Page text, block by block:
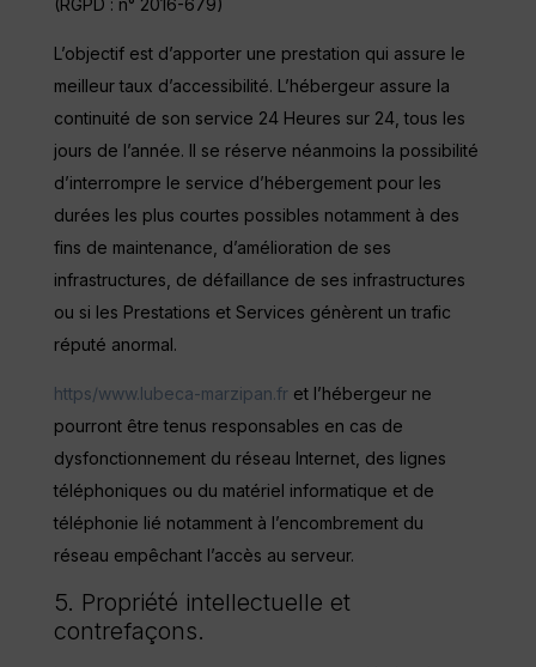
(RGPD : n° 2016-679)
L’objectif est d’apporter une prestation qui assure le
meilleur taux d’accessibilité. L’hébergeur assure la
continuité de son service 24 Heures sur 24, tous les
jours de l’année. Il se réserve néanmoins la possibilité
d’interrompre le service d’hébergement pour les
durées les plus courtes possibles notamment à des
fins de maintenance, d’amélioration de ses
infrastructures, de défaillance de ses infrastructures
ou si les Prestations et Services génèrent un trafic
réputé anormal.
https/www.lubeca-marzipan.fret l’hébergeur ne
pourront être tenus responsables en cas de
dysfonctionnement du réseau Internet, des lignes
téléphoniques ou du matériel informatique et de
téléphonie lié notamment à l’encombrement du
réseau empêchant l’accès au serveur.
5. Propriété intellectuelle et
contrefaçons.